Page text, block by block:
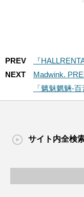
PREV
『
NEXT
Madwink.
「魑魅魍魎-百
サイト内全検